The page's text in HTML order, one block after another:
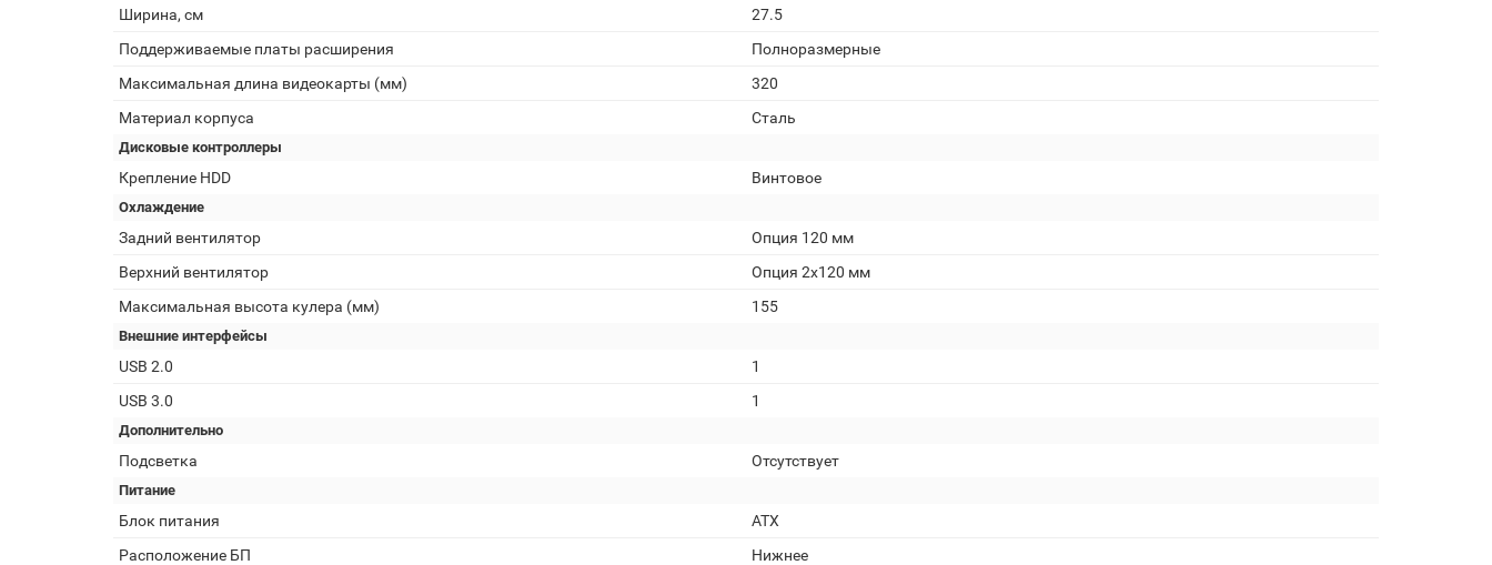
Ширина, см
27.5
Поддерживаемые платы расширения
Полноразмерные
Максимальная длина видеокарты (мм)
320
Материал корпуса
Сталь
Дисковые контроллеры
Крепление HDD Винтовое
Охлаждение
Задний вентилятор
Опция 120 мм
Верхний вентилятор
Опция 2х120 мм
Максимальная высота кулера (мм)
155
Внешние интерфейсы
USB 2.0
1
USB 3.0
1
Дополнительно
Подсветка Отсутствует
Питание
Блок питания
АТХ
Расположение БП
Нижнее